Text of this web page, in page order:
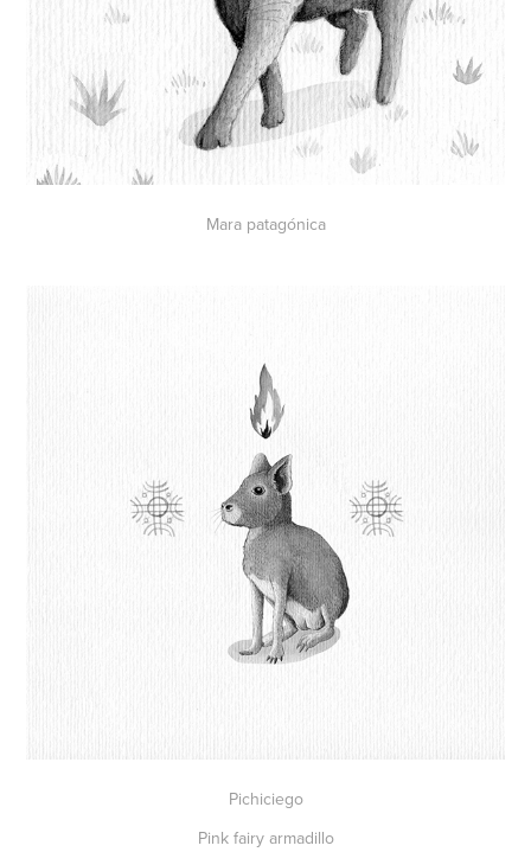
Mara patagónica
Pichiciego
Pink fairy armadillo